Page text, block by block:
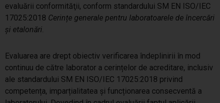
evaluării conformităţii, conform standardului SM EN ISO/IEC
17025:2018 Cerințe generale pentru laboratoarele de încercări
și etalonări.
Evaluarea are drept obiectiv verificarea îndeplinirii în mod
continuu de către laborator a cerințelor de acreditare, inclusiv
ale standardului SM EN ISO/IEC 17025:2018 privind
competența, imparțialitatea și funcționarea consecventă a